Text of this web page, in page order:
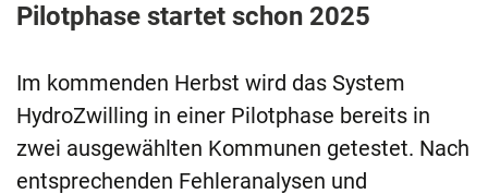
Pilotphase startet schon 2025
Im kommenden Herbst wird das System
HydroZwilling in einer Pilotphase bereits in
zwei ausgewählten Kommunen getestet. Nach
entsprechenden Fehleranalysen und